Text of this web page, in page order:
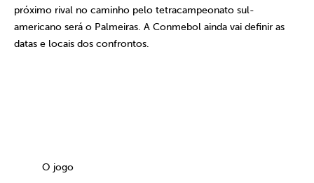
próximo rival no caminho pelo tetracampeonato sul-
americano será o Palmeiras. A Conmebol ainda vai definir as
datas e locais dos confrontos.
O jogo